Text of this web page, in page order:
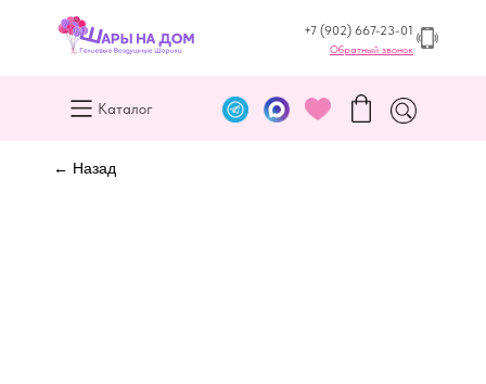
+7 (902) 667-23-01
Обратный звонок
Каталог
← Назад